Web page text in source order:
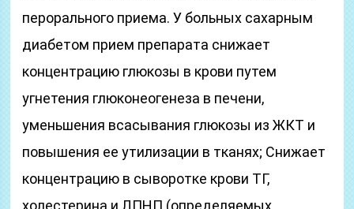
перорального приема. У больных сахарным
диабетом прием препарата снижает
концентрацию глюкозы в крови путем
угнетения глюконеогенеза в печени,
уменьшения всасывания глюкозы из ЖКТ и
повышения ее утилизации в тканях; Снижает
концентрацию в сыворотке крови ТГ,
холестерина и ЛПНП (определяемых